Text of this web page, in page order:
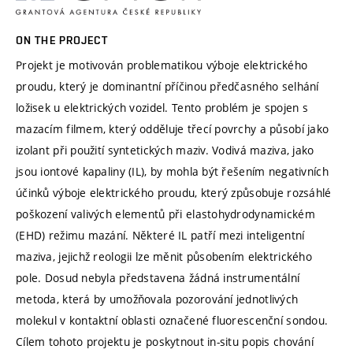
ON THE PROJECT
Projekt je motivován problematikou výboje elektrického
proudu, který je dominantní příčinou předčasného selhání
ložisek u elektrických vozidel. Tento problém je spojen s
mazacím filmem, který odděluje třecí povrchy a působí jako
izolant při použití syntetických maziv. Vodivá maziva, jako
jsou iontové kapaliny (IL), by mohla být řešením negativních
účinků výboje elektrického proudu, který způsobuje rozsáhlé
poškození valivých elementů při elastohydrodynamickém
(EHD) režimu mazání. Některé IL patří mezi inteligentní
maziva, jejichž reologii lze měnit působením elektrického
pole. Dosud nebyla představena žádná instrumentální
metoda, která by umožňovala pozorování jednotlivých
molekul v kontaktní oblasti označené fluorescenční sondou.
Cílem tohoto projektu je poskytnout in-situ popis chování